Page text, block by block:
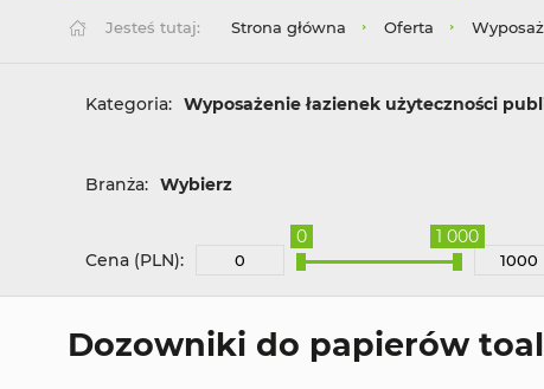
Jesteś tutaj: Strona główna Oferta
Kategoria: Wyposażenie łazienek użyteczności
Branża: Wybierz
Cena (PLN):
0 1 000
Dozowniki do papierów